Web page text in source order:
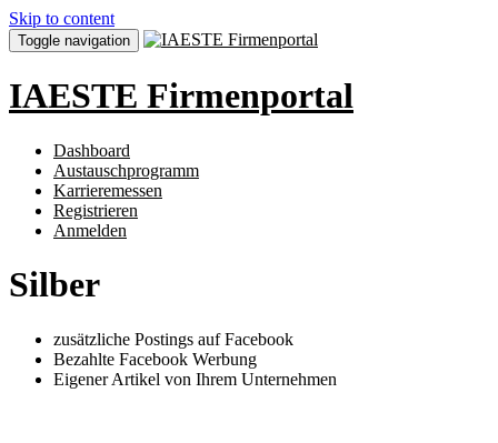
Skip to content
Toggle navigation
IAESTE Firmenportal
Dashboard
Austauschprogramm
Karrieremessen
Registrieren
Anmelden
Silber
zusätzliche Postings auf Facebook
Bezahlte Facebook Werbung
Eigener Artikel von Ihrem Unternehmen